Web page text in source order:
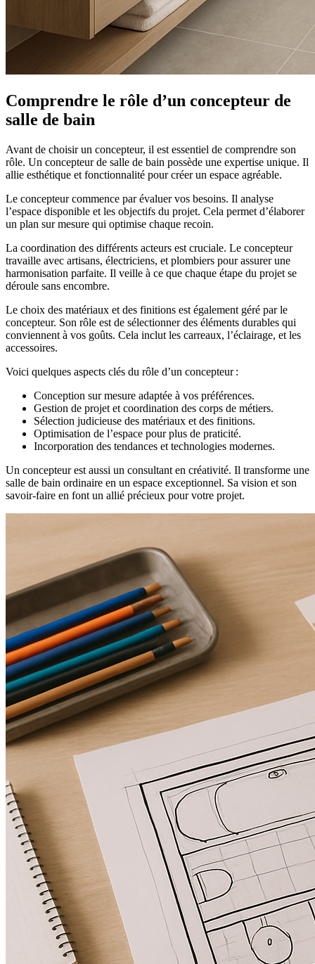
Comprendre le rôle d’un concepteur de
salle de bain
Avant de choisir un concepteur, il est essentiel de comprendre son
rôle. Un concepteur de salle de bain possède une expertise unique. Il
allie esthétique et fonctionnalité pour créer un espace agréable.
Le concepteur commence par évaluer vos besoins. Il analyse
l’espace disponible et les objectifs du projet. Cela permet d’élaborer
un plan sur mesure qui optimise chaque recoin.
La coordination des différents acteurs est cruciale. Le concepteur
travaille avec artisans, électriciens, et plombiers pour assurer une
harmonisation parfaite. Il veille à ce que chaque étape du projet se
déroule sans encombre.
Le choix des matériaux et des finitions est également géré par le
concepteur. Son rôle est de sélectionner des éléments durables qui
conviennent à vos goûts. Cela inclut les carreaux, l’éclairage, et les
accessoires.
Voici quelques aspects clés du rôle d’un concepteur :
Conception sur mesure adaptée à vos préférences.
Gestion de projet et coordination des corps de métiers.
Sélection judicieuse des matériaux et des finitions.
Optimisation de l’espace pour plus de praticité.
Incorporation des tendances et technologies modernes.
Un concepteur est aussi un consultant en créativité. Il transforme une
salle de bain ordinaire en un espace exceptionnel. Sa vision et son
savoir-faire en font un allié précieux pour votre projet.